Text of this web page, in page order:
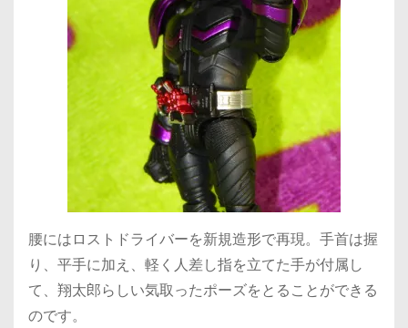
腰にはロストドライバーを新規造形で再現。手首は握
り、平手に加え、軽く人差し指を立てた手が付属し
て、翔太郎らしい気取ったポーズをとることができる
のです。